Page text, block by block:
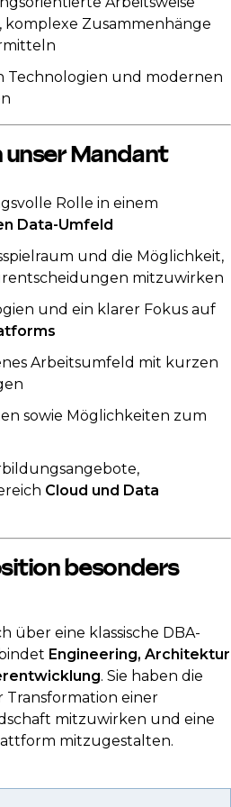
komplexe Zusammenhänge
Technologien und modernen
unser Mandant
Rolle in einem
Data-Umfeld
und die Möglichkeit,
mitzuwirken
und ein klarer Fokus auf
Arbeitsumfeld mit kurzen
sowie Möglichkeiten zum
Cloud und Data
besonders
über eine klassische DBA-
Engineering, Architektur
. Sie haben die
Transformation einer
mitzuwirken und eine
mitzugestalten.